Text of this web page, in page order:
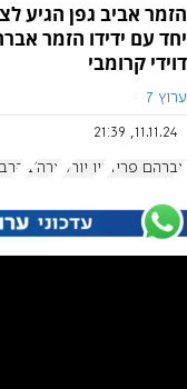
הזמר אביב גפן הגיע
יחד עם ידידו הזמר
דוידי קרומבי
ערוץ 7
11.11.24, 21:39
אברהם פריד ניו יורק ארה"ב